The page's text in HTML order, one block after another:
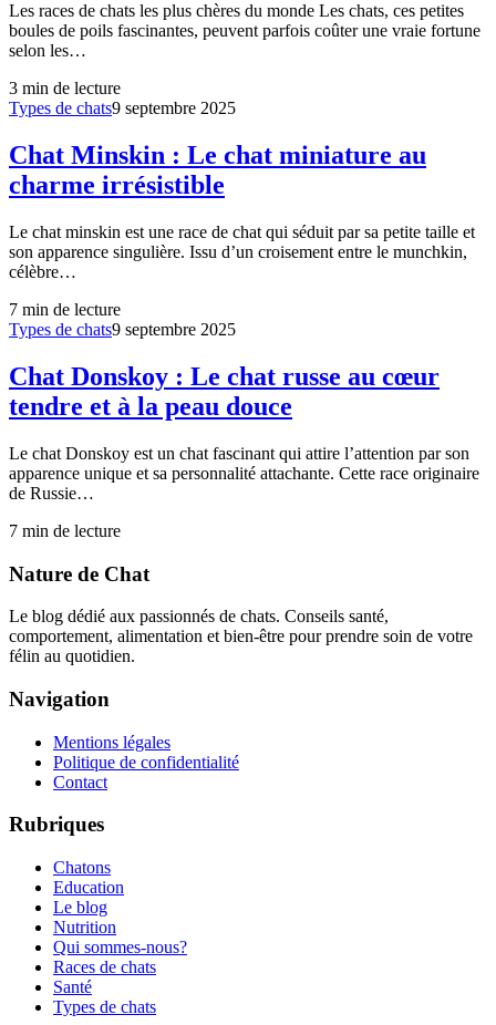
Les races de chats les plus chères du monde Les chats, ces petites
boules de poils fascinantes, peuvent parfois coûter une vraie fortune
selon les…
3 min de lecture
Types de chats9 septembre 2025
Chat Minskin : Le chat miniature au
charme irrésistible
Le chat minskin est une race de chat qui séduit par sa petite taille et
son apparence singulière. Issu d’un croisement entre le munchkin,
célèbre…
7 min de lecture
Types de chats9 septembre 2025
Chat Donskoy : Le chat russe au cœur
tendre et à la peau douce
Le chat Donskoy est un chat fascinant qui attire l’attention par son
apparence unique et sa personnalité attachante. Cette race originaire
de Russie…
7 min de lecture
Nature de Chat
Le blog dédié aux passionnés de chats. Conseils santé,
comportement, alimentation et bien-être pour prendre soin de votre
félin au quotidien.
Navigation
Mentions légales
Politique de confidentialité
Contact
Rubriques
Chatons
Education
Le blog
Nutrition
Qui sommes-nous?
Races de chats
Santé
Types de chats